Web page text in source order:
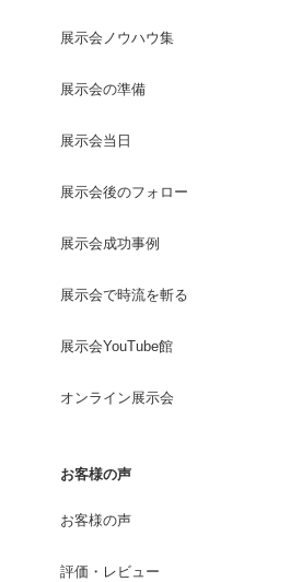
展示会ノウハウ集
展示会の準備
展示会当日
展示会後のフォロー
展示会成功事例
展示会で時流を斬る
展示会YouTube館
オンライン展示会
お客様の声
お客様の声
評価・レビュー